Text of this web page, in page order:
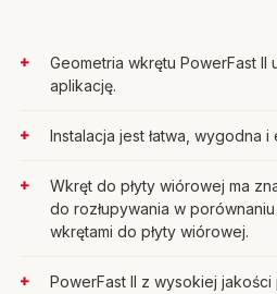
Geometria wkrętu PowerFast II
aplikację.
Instalacja jest łatwa, wygodna i
Wkręt do płyty wiórowej ma
do rozłupywania w
wkrętami do płyty wiórowej.
PowerFast II z wysokiej jakości